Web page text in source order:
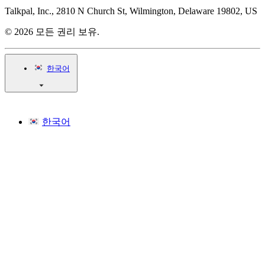
Talkpal, Inc., 2810 N Church St, Wilmington, Delaware 19802, US
© 2026 모든 권리 보유.
한국어
한국어